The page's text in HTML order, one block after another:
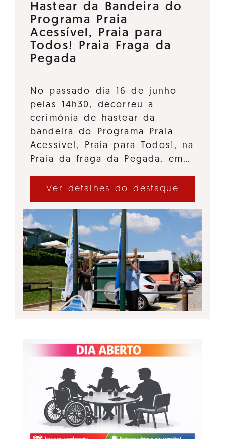
Hastear da Bandeira do
Programa Praia
Acessível, Praia para
Todos! Praia Fraga da
Pegada
No passado dia 16 de junho
pelas 14h30, decorreu a
cerimónia de hastear da
bandeira do Programa Praia
Acessível, Praia para Todos!, na
Praia da fraga da Pegada, em…
Ver detalhes do destaque